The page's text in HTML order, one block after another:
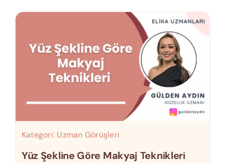
Kategori: Uzman Görüşleri
Yüz Şekline Göre Makyaj Teknikleri